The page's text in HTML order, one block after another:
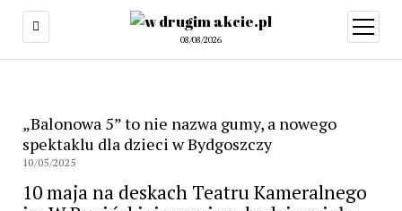
08/08/2026
„Balonowa 5” to nie nazwa gumy, a nowego
spektaklu dla dzieci w Bydgoszczy
10/05/2025
10 maja na deskach Teatru Kameralnego